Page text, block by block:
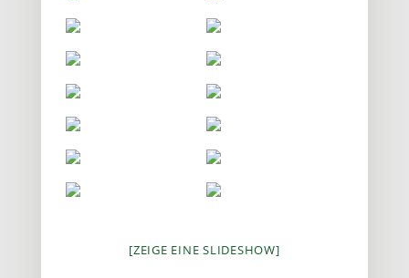
[ZEIGE EINE SLIDESHOW]